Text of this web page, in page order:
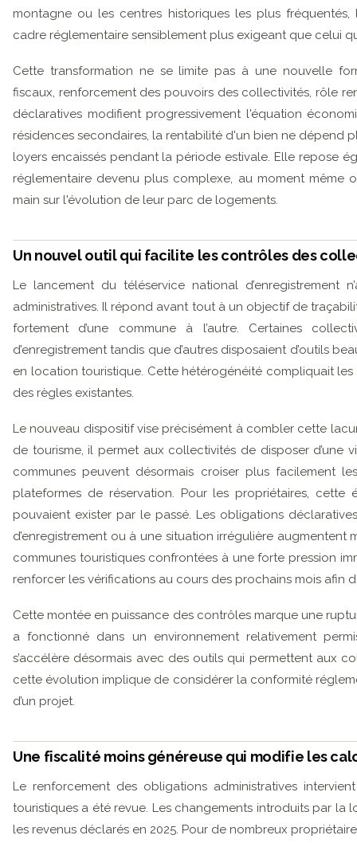
montagne ou les centres historiques les plus
cadre réglementaire sensiblement plus exigeant que celui
Cette transformation ne se limite pas à une nouvelle
fiscaux, renforcement des pouvoirs des collectivités, rôle
déclaratives modifient progressivement l'équation
résidences secondaires, la rentabilité d'un bien ne
loyers encaissés pendant la période estivale. Elle repose
réglementaire devenu plus complexe, au moment même
main sur l'évolution de leur parc de logements.
Un nouvel outil qui facilite les contrôles des
Le lancement du téléservice national d’enregistrement
administratives. Il répond avant tout à un objectif de
fortement d’une commune à l’autre. Certaines
d’enregistrement tandis que d’autres disposaient d’outils
en location touristique. Cette hétérogénéité compliquait
des règles existantes.
Le nouveau dispositif vise précisément à combler cette
de tourisme, il permet aux collectivités de disposer d’une
communes peuvent désormais croiser plus facilement
plateformes de réservation. Pour les propriétaires,
pouvaient exister par le passé. Les obligations
d’enregistrement ou à une situation irrégulière augmentent
communes touristiques confrontées à une forte pression
renforcer les vérifications au cours des prochains mois afin
Cette montée en puissance des contrôles marque une
a fonctionné dans un environnement relativement
s’accélère désormais avec des outils qui permettent aux
cette évolution implique de considérer la conformité
d’un projet.
Une fiscalité moins généreuse qui modifie les
Le renforcement des obligations administratives
touristiques a été revue. Les changements introduits par la
les revenus déclarés en 2025. Pour de nombreux